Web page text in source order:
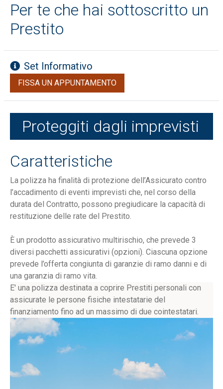
Per te che hai sottoscritto un
Prestito
Set Informativo
FISSA UN APPUNTAMENTO
Proteggiti dagli imprevisti
Caratteristiche
La polizza ha finalità di protezione dell’Assicurato contro
l’accadimento di eventi imprevisti che, nel corso della
durata del Contratto, possono pregiudicare la capacità di
restituzione delle rate del Prestito.
È un prodotto assicurativo multirischio, che prevede 3
diversi pacchetti assicurativi (opzioni). Ciascuna opzione
prevede l’offerta congiunta di garanzie di ramo danni e di
una garanzia di ramo vita.
E' una polizza destinata a coprire Prestiti personali con
assicurate le persone fisiche intestatarie del
finanziamento fino ad un massimo di due cointestatari.